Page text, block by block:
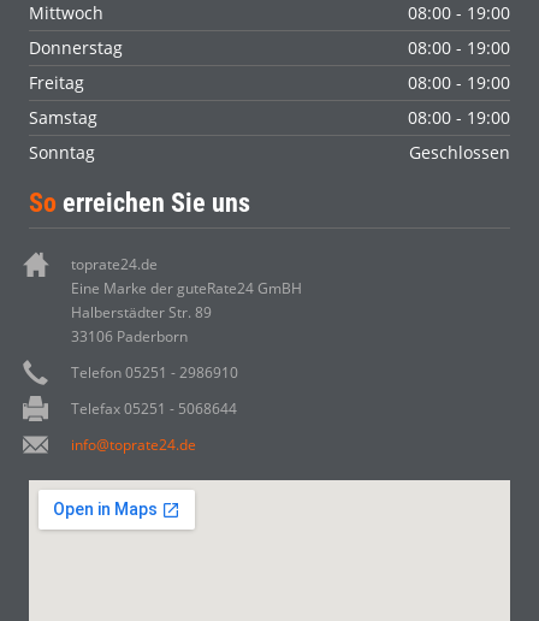
Mittwoch
08:00 - 19:00
Donnerstag
08:00 - 19:00
Freitag
08:00 - 19:00
Samstag
08:00 - 19:00
Sonntag
Geschlossen
So erreichen Sie uns
toprate24.de
Eine Marke der guteRate24 GmBH
Halberstädter Str. 89
33106 Paderborn
Telefon 05251 - 2986910
Telefax 05251 - 5068644
info@toprate24.de